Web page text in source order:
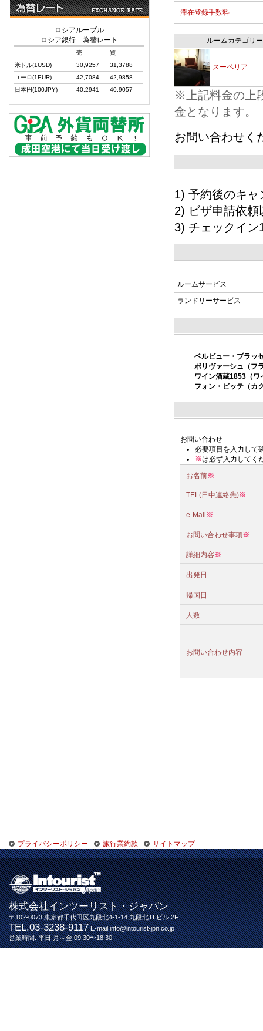
滞在登録手数料
ルームカテゴリー
スーペリア
※上記料金の上
金となります。
お問い合わせく
1) 予約後のキ
2) ビザ申請依
3) チェックイ
ルームサービス
ランドリーサービス
ベルビュー・ブラッ
ボリヴァーシュ（フ
ワイン酒蔵1853（ワ
フォン・ビッテ（カ
お問い合わせ
必要項目を入力して
※は必ず入力してく
お名前※
TEL(日中連絡先)※
e-Mail ※
お問い合わせ事項※
詳細内容※
出発日
帰国日
人数
お問い合わせ内容
ロシアルーブル
ロシア銀行 為替レート
売
買
米ドル(1USD)
30,9257
31,3788
ユーロ(1EUR)
42,7084
42,9858
日本円(100JPY)
40,2941 40,9057
プライバシーポリシー 旅行業約款 サイトマップ
株式会社インツーリスト・ジャパン
〒102-0073 東京都千代田区九段北4-1-14 九段北TLビル 2F
TEL.03-3238-9117E-mail.info@intourist-jpn.co.jp
営業時間. 平日 月～金 09:30〜18:30